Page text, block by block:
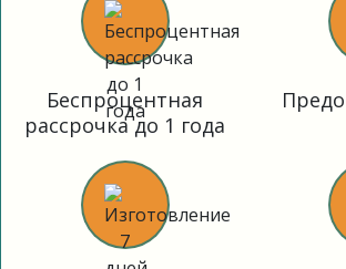
Беспроцентная
рассрочка до 1 года